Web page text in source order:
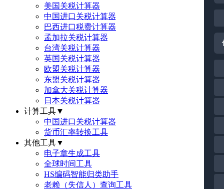
美国关税计算器
中国进口关税计算器
巴西进口税费计算器
孟加拉关税计算器
台湾关税计算器
英国关税计算器
欧盟关税计算器
东盟关税计算器
加拿大关税计算器
日本关税计算器
计算工具▼
中国进口关税计算器
货币汇率转换工具
其他工具▼
电子章生成工具
全球时间工具
HS编码智能归类助手
老赖（失信人）查询工具